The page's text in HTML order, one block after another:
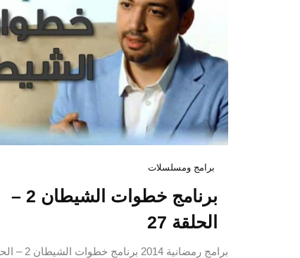
برامج ومسلسلات
برنامج خطوات الشيطان 2 –
الحلقة 27
برامج رمضانية 2014 برنامج